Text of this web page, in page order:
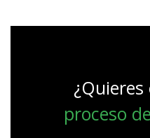
proceso